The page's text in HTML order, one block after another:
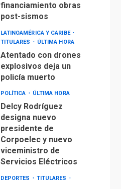
financiamiento obras
post-sismos
LATINOAMÉRICA Y CARIBE
TITULARES
ÚLTIMA HORA
Atentado con drones
explosivos deja un
policía muerto
POLÍTICA ÚLTIMA HORA
Delcy Rodríguez
designa nuevo
presidente de
Corpoelec y nuevo
viceministro de
Servicios Eléctricos
DEPORTES
TITULARES